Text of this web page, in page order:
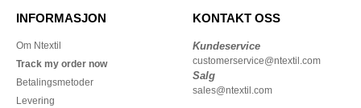
INFORMASJON
Om Ntextil
Track my order now
Betalingsmetoder
Levering
KONTAKT OSS
Kundeservice
customerservice@ntextil.com
Salg
sales@ntextil.com